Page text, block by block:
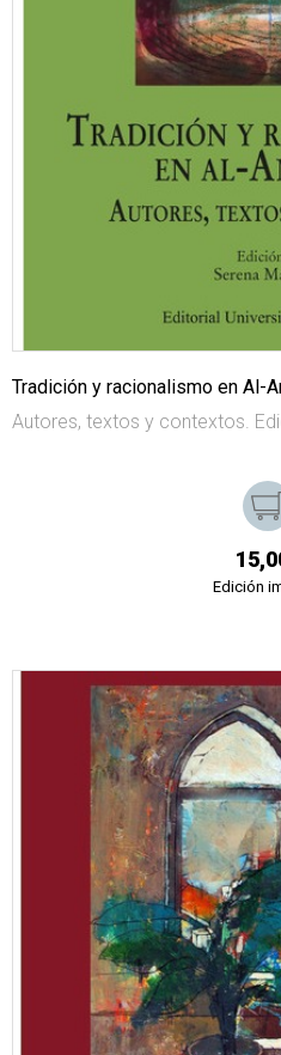
Tradición y racionalismo en Al-
Autores, textos y contextos.
Edición